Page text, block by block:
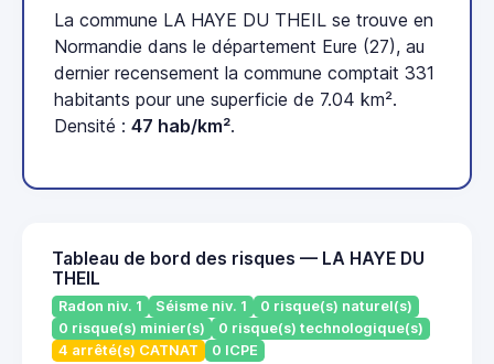
La commune LA HAYE DU THEIL se trouve en
Normandie dans le département Eure (27), au
dernier recensement la commune comptait 331
habitants pour une superficie de 7.04 km².
Densité : 47 hab/km².
Tableau de bord des risques — LA HAYE DU
THEIL
Radon niv. 1 Séisme niv. 1
0 risque(s) naturel(s)
0 risque(s) minier(s)
0 risque(s) technologique(s)
4 arrêté(s) CATNAT
0 ICPE